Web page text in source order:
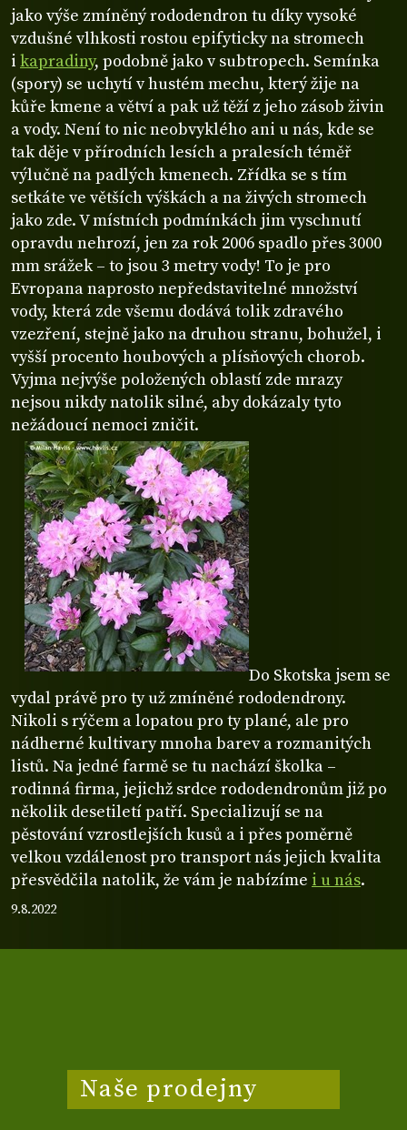
jako výše zmíněný rododendron tu díky vysoké
vzdušné vlhkosti rostou epifyticky na stromech
i kapradiny, podobně jako v subtropech. Semínka
(spory) se uchytí v hustém mechu, který žije na
kůře kmene a větví a pak už těží z jeho zásob živin
a vody. Není to nic neobvyklého ani u nás, kde se
tak děje v přírodních lesích a pralesích téměř
výlučně na padlých kmenech. Zřídka se s tím
setkáte ve větších výškách a na živých stromech
jako zde. V místních podmínkách jim vyschnutí
opravdu nehrozí, jen za rok 2006 spadlo přes 3000
mm srážek – to jsou 3 metry vody! To je pro
Evropana naprosto nepředstavitelné množství
vody, která zde všemu dodává tolik zdravého
vzezření, stejně jako na druhou stranu, bohužel, i
vyšší procento houbových a plísňových chorob.
Vyjma nejvýše položených oblastí zde mrazy
nejsou nikdy natolik silné, aby dokázaly tyto
nežádoucí nemoci zničit.
Do Skotska jsem se
vydal právě pro ty už zmíněné rododendrony.
Nikoli s rýčem a lopatou pro ty plané, ale pro
nádherné kultivary mnoha barev a rozmanitých
listů. Na jedné farmě se tu nachází školka –
rodinná firma, jejichž srdce rododendronům již po
několik desetiletí patří. Specializují se na
pěstování vzrostlejších kusů a i přes poměrně
velkou vzdálenost pro transport nás jejich kvalita
přesvědčila natolik, že vám je nabízíme i u nás.
9.8.2022
Naše prodejny